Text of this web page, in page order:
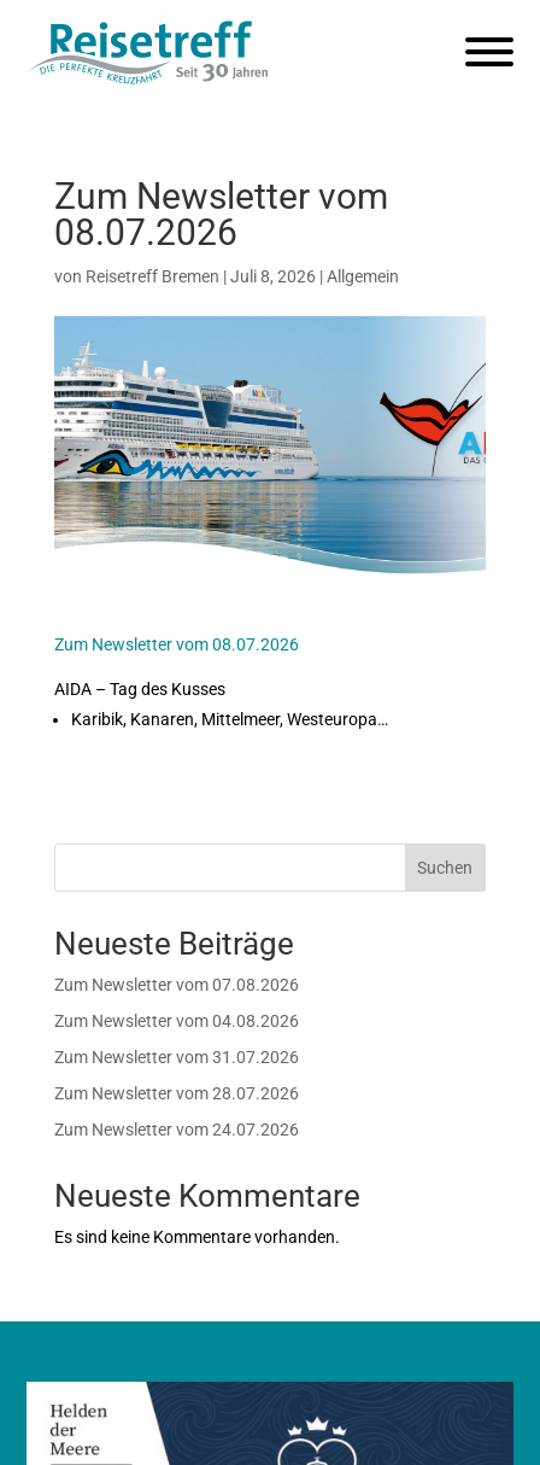
Zum Newsletter vom
08.07.2026
von Reisetreff Bremen |Juli 8, 2026|Allgemein
Zum Newsletter vom 08.07.2026
AIDA – Tag des Kusses
Karibik, Kanaren, Mittelmeer, Westeuropa…
Suchen
Neueste Beiträge
Zum Newsletter vom 07.08.2026
Zum Newsletter vom 04.08.2026
Zum Newsletter vom 31.07.2026
Zum Newsletter vom 28.07.2026
Zum Newsletter vom 24.07.2026
Neueste Kommentare
Es sind keine Kommentare vorhanden.